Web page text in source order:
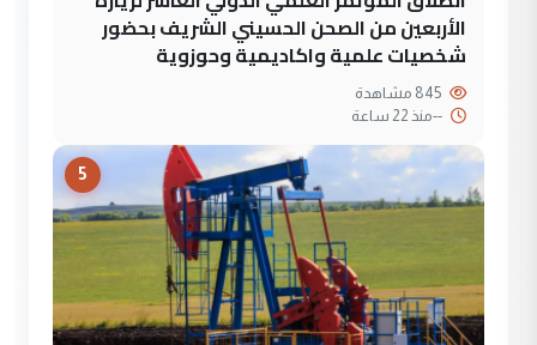
الأربعين من الصحن الحسيني الشريف بحضور
شخصيات علمية واكاديمية وحوزوية
--منذ 22 ساعة
5